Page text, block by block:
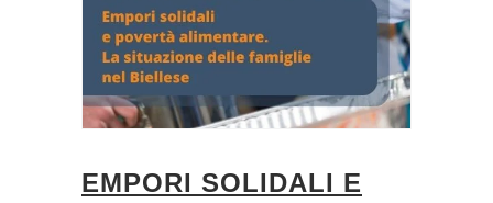
EMPORI SOLIDALI E